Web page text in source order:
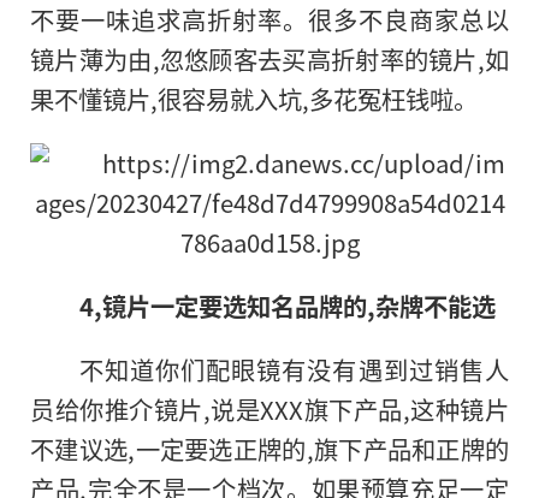
不要一味追求高折射率。很多不良商家总以
镜片薄为由,忽悠顾客去买高折射率的镜片,如
果不懂镜片,很容易就入坑,多花冤枉钱啦。
4,镜片一定要选知名品牌的,杂牌不能选
不知道你们配眼镜有没有遇到过销售人
员给你推介镜片,说是XXX旗下产品,这种镜片
不建议选,一定要选正牌的,旗下产品和正牌的
产品,完全不是一个档次。如果预算充足一定